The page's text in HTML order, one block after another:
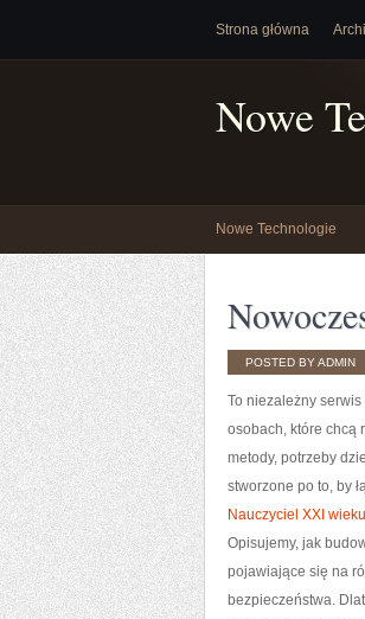
Strona główna
Nowe
Nowe Technologie
POSTED BY ADMIN
To niezależny
osobach, które chcą
metody, potrzeby
stworzone po to, by
Nauczyciel XXI wieku
Opisujemy, jak
pojawiające się na
bezpieczeństwa.